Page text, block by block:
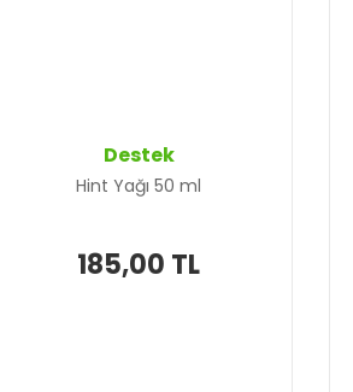
Destek
Hint Yağı 50 ml
185,00 TL